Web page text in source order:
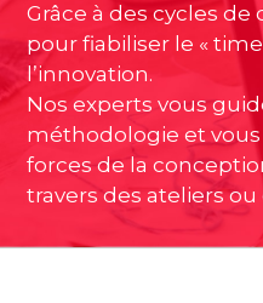
Grâce à des cycles
pour fiabiliser le «
l’innovation.
Nos experts vous
méthodologie et
forces de la
travers des ateliers